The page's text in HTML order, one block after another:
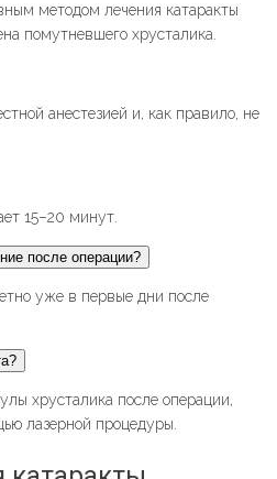
методом лечения катаракты
помутневшего хрусталика.
анестезией и, как правило, не
15–20 минут.
после операции?
уже в первые дни после
хрусталика после операции,
лазерной процедуры.